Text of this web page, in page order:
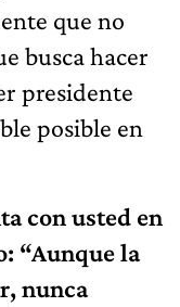
que no
busca hacer
presidente
posible en
con usted en
“Aunque la
nunca